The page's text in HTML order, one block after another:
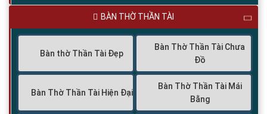
BÀN THỜ THẦN TÀI
Bàn thờ Thần Tài Đẹp
Bàn Thờ Thần Tài Chưa
Đồ
Bàn Thờ Thần Tài Hiện Đại
Bàn Thờ Thần Tài Mái
Bằng